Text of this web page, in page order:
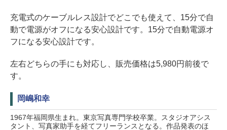
充電式のケーブルレス設計でどこでも使えて、15分で自
動で電源がオフになる安心設計です。15分で自動電源オ
フになる安心設計です。
左右どちらの手にも対応し、販売価格は5,980円前後で
す。
岡嶋和幸
1967年福岡県生まれ。東京写真専門学校卒業。スタジオアシス
タント、写真家助手を経てフリーランスとなる。作品発表のほ